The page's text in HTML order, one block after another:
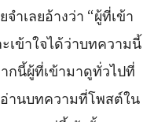
ำเลยอ้างว่า “ผู้ที่เข้า
เข้าใจได้ว่าบทความนี้
กนี้ผู้ที่เข้ามาดูทั่วไปที่
านบทความที่โพสต์ใน